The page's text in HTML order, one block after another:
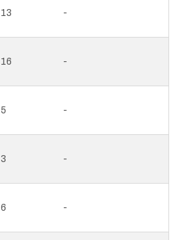
13 -
16 -
5 -
3 -
6 -